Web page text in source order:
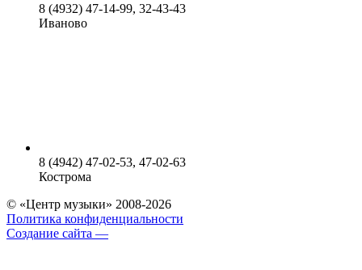
8 (4932) 47-14-99, 32-43-43
Иваново
8 (4942) 47-02-53, 47-02-63
Кострома
© «Центр музыки» 2008-2026
Политика конфиденциальности
Создание сайта —